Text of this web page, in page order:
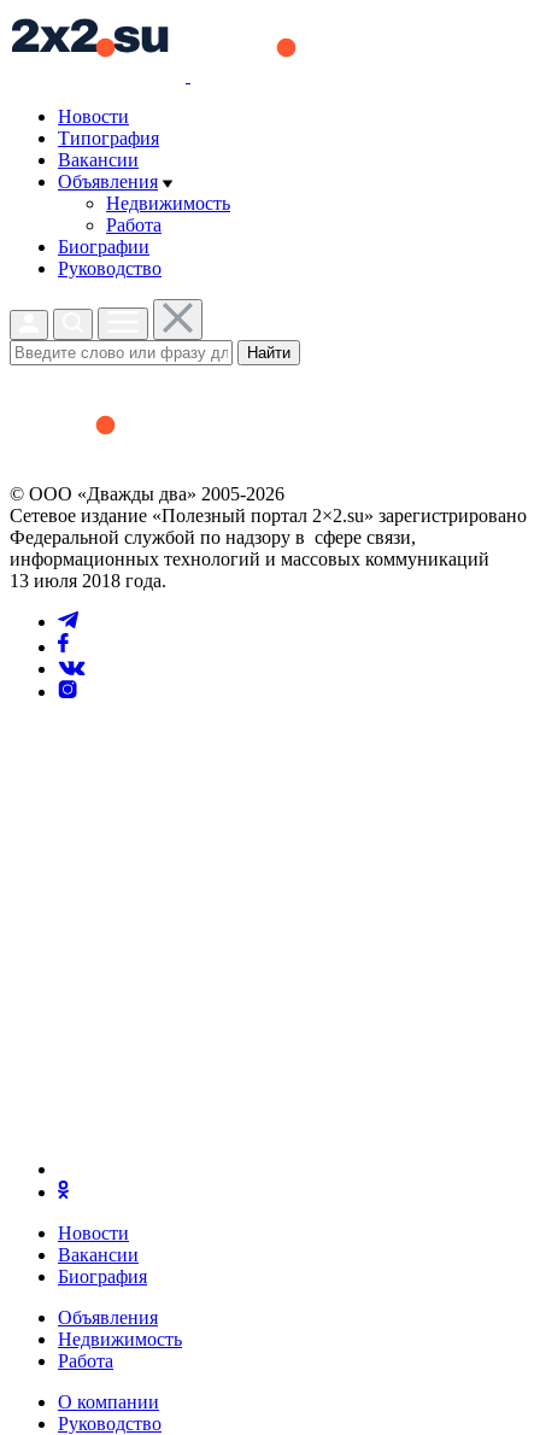
Новости
Типография
Вакансии
Объявления
Недвижимость
Работа
Биографии
Руководство
Найти
© ООО «Дважды два» 2005-2026
Сетевое издание «Полезный портал 2×2.su» зарегистрировано
Федеральной службой по надзору в сфере связи,
информационных технологий и массовых коммуникаций
13 июля 2018 года.
Новости
Вакансии
Биография
Объявления
Недвижимость
Работа
О компании
Руководство